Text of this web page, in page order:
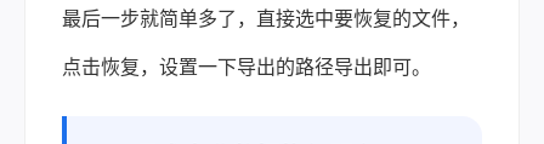
最后一步就简单多了，直接选中要恢复的文件，
点击恢复，设置一下导出的路径导出即可。